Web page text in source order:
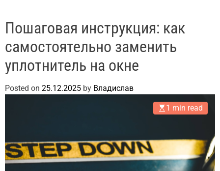
Пошаговая инструкция: как
самостоятельно заменить
уплотнитель на окне
Posted on 25.12.2025 by Владислав
1 min read